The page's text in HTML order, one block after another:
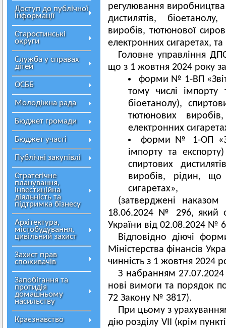
Доступ до публічної
інформації
Старостинські
округи
Служба у справах
дітей
ОСББ
Молодіжна рада
Бюджет громади
Бюджет участі
Публічні закупівлі
Стратегічне
планування,
інвестиційна
діяльність та
підтримка бізнесу
Архітектура,
містобудування,
цивільний захист
Захист прав
споживачів
Запобігання та
протидія
домашньому
насильству
Краєзнавство
регулювання виробництва
дистилятів,
виробів, тютюнової
електронних сигаретах,
Головне управління
що з 1 жовтня 2024 року
форми № 1-ВП «Звіт
тому числі імпорту
біоетанолу),
тютюнових
електронних
форми № 1-ОП
імпорту та
спиртових
виробів, рідин, що
сигаретах»,
(затверджені наказом
18.06.2024 № 296, який
України від 02.08.2024 №
Відповідно діючі
Міністерства фінансів
чинність з 1 жовтня 2024
З набранням
нові вимоги та порядок
72 Закону № 3817).
При цьому з
дію розділу VII (крім